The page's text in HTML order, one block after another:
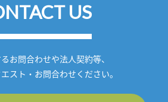
US
お問合わせや法人契約等、
スト・お問合わせください。